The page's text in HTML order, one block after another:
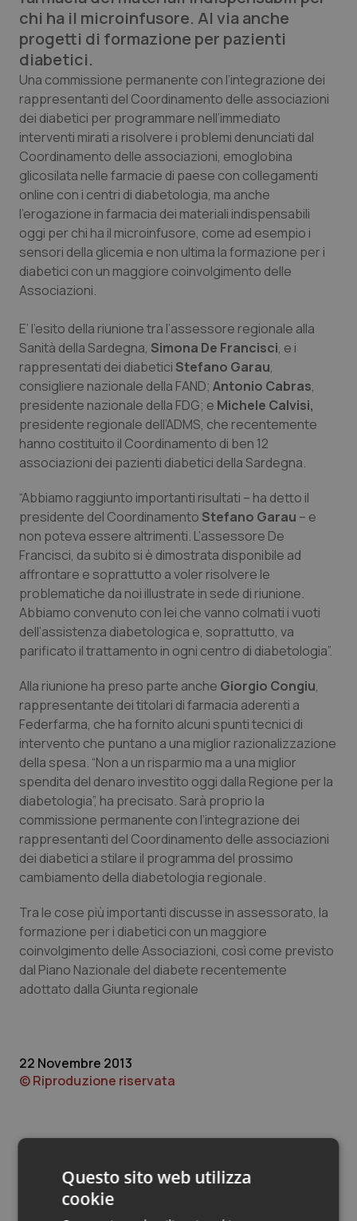
Professionisti Sanitari.AI
Abruzzo
Basilicata
Calabria
Campania
Emilia-Romagna
Friuli Venezia Giulia
Lazio
Liguria
Lombardia
Marche
Molise
Piemonte
Provincia Autonoma di Bolzano
Provincia Autonoma di Trento
Puglia
Sardegna
Sicilia
Toscana
Umbria
Valle D’Aosta
Veneto
QS Pro Gold
Artrite & artrosi
Asma & BPCO
Car-T
Colesterolo & coronaropatie
Dermatite Atopica
Diabete & glucometri
Disturbi dell’umore
Dolore
Donna & Salute
Epatiti
HIV
Infezioni & Febbre
Ipertensione & Scompenso
Malattie rare
Malattia di Crohn & Rettocolite Ulcerosa
Neuroscienze & patologie neurodegenerative
Obesità
Oftalmologia
Oncodermatologia
Oncoematologia
Oncologia & Nutrizione
Psoriasi & pelle
Quotidiano Chirurgia
Rene & patologie urogenitali
QS Club Newsletter
chi ha il microinfusore. Al via anche
progetti di formazione per pazienti
diabetici.
Una commissione permanente con l’integrazione dei
rappresentanti del Coordinamento delle associazioni
dei diabetici per programmare nell’immediato
interventi mirati a risolvere i problemi denunciati dal
Coordinamento delle associazioni, emoglobina
glicosilata nelle farmacie di paese con collegamenti
online con i centri di diabetologia, ma anche
l’erogazione in farmacia dei materiali indispensabili
oggi per chi ha il microinfusore, come ad esempio i
sensori della glicemia e non ultima la formazione per i
diabetici con un maggiore coinvolgimento delle
Associazioni.
E’ l’esito della riunione tra l’assessore regionale alla
Sanità della Sardegna, Simona De Francisci, e i
rappresentati dei diabetici Stefano Garau,
consigliere nazionale della FAND; Antonio Cabras,
presidente nazionale della FDG; e Michele Calvisi,
presidente regionale dell’ADMS, che recentemente
hanno costituito il Coordinamento di ben 12
associazioni dei pazienti diabetici della Sardegna.
“Abbiamo raggiunto importanti risultati – ha detto il
presidente del Coordinamento Stefano Garau – e
non poteva essere altrimenti. L’assessore De
Francisci, da subito si è dimostrata disponibile ad
affrontare e soprattutto a voler risolvere le
problematiche da noi illustrate in sede di riunione.
Abbiamo convenuto con lei che vanno colmati i vuoti
dell’assistenza diabetologica e, soprattutto, va
parificato il trattamento in ogni centro di diabetologia”.
Alla riunione ha preso parte anche Giorgio Congiu,
rappresentante dei titolari di farmacia aderenti a
Federfarma, che ha fornito alcuni spunti tecnici di
intervento che puntano a una miglior razionalizzazione
della spesa. “Non a un risparmio ma a una miglior
spendita del denaro investito oggi dalla Regione per la
diabetologia”, ha precisato. Sarà proprio la
commissione permanente con l’integrazione dei
rappresentanti del Coordinamento delle associazioni
dei diabetici a stilare il programma del prossimo
cambiamento della diabetologia regionale.
Tra le cose più importanti discusse in assessorato, la
formazione per i diabetici con un maggiore
coinvolgimento delle Associazioni, così come previsto
dal Piano Nazionale del diabete recentemente
adottato dalla Giunta regionale
22 Novembre 2013
© Riproduzione riservata
Potrebbe interessarti in
Questo sito web utilizza
cookie